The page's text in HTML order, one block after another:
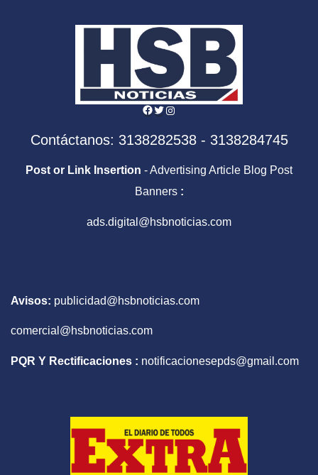
Facebook
Twitter
Instagram
Contáctanos: 3138282538 - 3138284745
Post or Link Insertion - Advertising Article Blog Post
Banners :
ads.digital@hsbnoticias.com
Avisos: publicidad@hsbnoticias.com
comercial@hsbnoticias.com
PQR Y Rectificaciones : notificacionesepds@gmail.com